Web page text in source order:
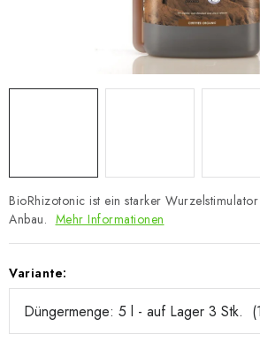
BioRhizotonic ist ein starker
Anbau. Mehr Informationen
Variante: